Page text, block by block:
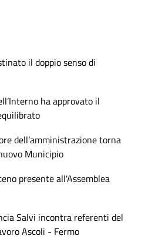
il doppio senso di
ha approvato il
dell’amministrazione torna
Municipio
presente all'Assemblea
Salvi incontra referenti del
Ascoli - Fermo